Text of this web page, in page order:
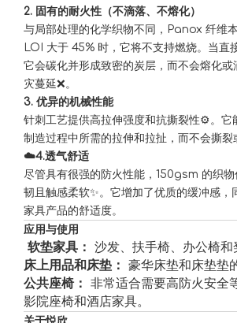
2. 固有的耐火性（不滴落、不熔化）
与局部处理的化学织物不同，Panox 纤维
LOI 大于 45% 时，它将不支持燃烧。当直
它会碳化并形成致密的炭层，而不会熔化或
灾蔓延❌。
3. 优异的机械性能
针刺工艺提供高拉伸强度和抗撕裂性⚙️。它
制造过程中所需的拉伸和拉扯，而不会撕裂
☁️4.透气舒适
尽管具有很强的防火性能，150gsm 的织
韧且触感柔软✨。它增加了优质的缓冲感，
家具产品的舒适度。
应用与使用
️ 软垫家具：
沙发、扶手椅、办公椅和
床上用品和床垫：
豪华床垫和床垫垫
公共座椅：
非常适合需要高防火安全
影院座椅和酒店家具。